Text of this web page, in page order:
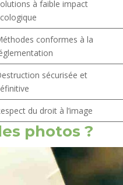
à faible impact
conformes à la
sécurisée et
du droit à l’image
photos ?